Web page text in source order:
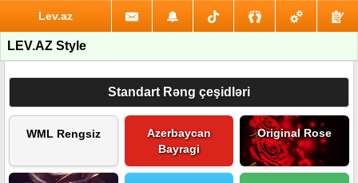
Lev.az
LEV.AZ Style
Standart Rəng çeşidləri
WML Rengsiz
Azerbaycan
Bayragi
Original Rose